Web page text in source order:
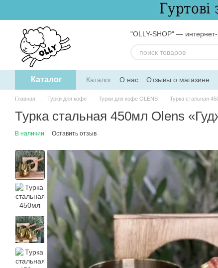
"OLLY-SHOP" —
Каталог Каталог О нас Отзывы о магазине
Обмен и возврат
Главная Турки для кофе Турки для кофе OLENS Турка стальная
Турка стальная 450мл Olens
В наличии Оставить отзыв